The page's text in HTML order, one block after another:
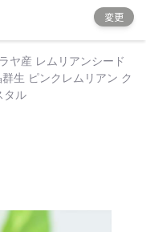
変更
ヤ産 レムリアンシード
生 ピンクレムリアン ク
タル